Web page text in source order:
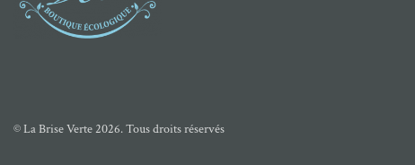
© La Brise Verte 2026. Tous droits réservés